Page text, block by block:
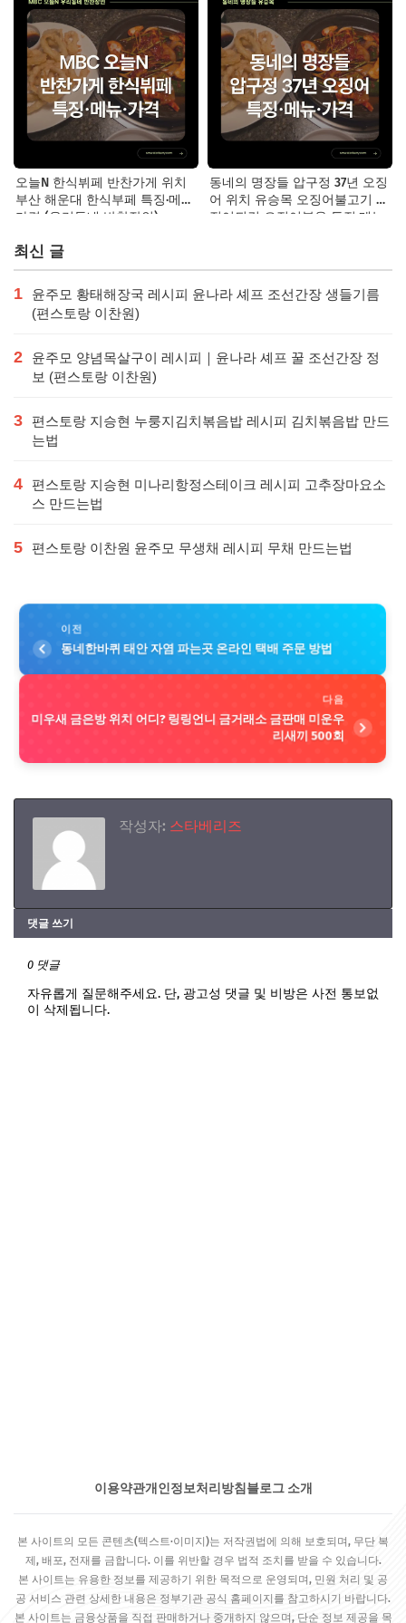
오늘N 한식뷔페 반찬가게 위치
부산 해운대 한식부페 특징·메뉴·
가격 (우리동네 반찬장인)
동네의 명장들 압구정 37년 오징
어 위치 유승목 오징어불고기 오
징어튀김 오징어볶음 특징·메뉴·
최신 글
1
윤주모 황태해장국 레시피 윤나라 셰프 조선간장 생들기름
(편스토랑 이찬원)
2
윤주모 양념목살구이 레시피｜윤나라 셰프 꿀 조선간장 정
보 (편스토랑 이찬원)
3
편스토랑 지승현 누룽지김치볶음밥 레시피 김치볶음밥 만드
는법
4
편스토랑 지승현 미나리항정스테이크 레시피 고추장마요소
스 만드는법
5 편스토랑 이찬원 윤주모 무생채 레시피 무채 만드는법
이전
동네한바퀴 태안 자염 파는곳 온라인 택배 주문 방법
다음
미우새 금은방 위치 어디? 링링언니 금거래소 금판매 미운우
리새끼 500회
작성자: 스타베리즈
댓글 쓰기
0 댓글
자유롭게 질문해주세요. 단, 광고성 댓글 및 비방은 사전 통보없
이 삭제됩니다.
이용약관개인정보처리방침 블로그 소개
본 사이트의 모든 콘텐츠(텍스트·이미지)는 저작권법에 의해 보호되며, 무단 복
제, 배포, 전재를 금합니다. 이를 위반할 경우 법적 조치를 받을 수 있습니다.
본 사이트는 유용한 정보를 제공하기 위한 목적으로 운영되며, 민원 처리 및 공
공 서비스 관련 상세한 내용은 정부기관 공식 홈페이지를 참고하시기 바랍니다.
본 사이트는 금융상품을 직접 판매하거나 중개하지 않으며, 단순 정보 제공을 목